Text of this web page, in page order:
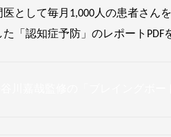
医として毎月1,000人の患者さん
「認知症予防」のレポートPDF